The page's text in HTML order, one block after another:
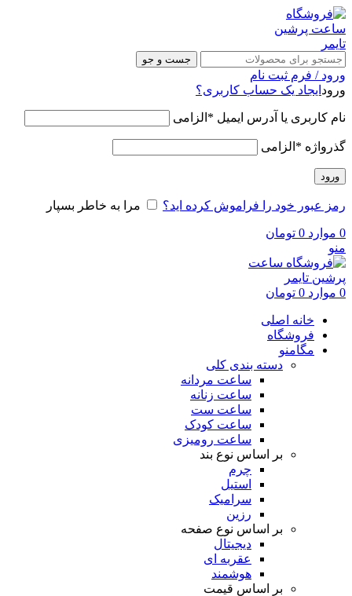
جست و جو
ورود / فرم ثبت نام
ورود ایجاد یک حساب کاربری؟
نام کاربری یا آدرس ایمیل * الزامی
گذرواژه * الزامی
ورود
رمز عبور خود را فراموش کرده اید؟ مرا به خاطر بسپار
0 موارد 0 تومان
منو
0 موارد 0 تومان
خانه اصلی
فروشگاه
مگامنو
دسته بندی کلی
ساعت مردانه
ساعت زنانه
ساعت ست
ساعت کودک
ساعت رومیزی
بر اساس نوع بند
چرم
استیل
سرامیک
رزین
بر اساس نوع صفحه
دیجیتال
عقربه ای
هوشمند
بر اساس قیمت